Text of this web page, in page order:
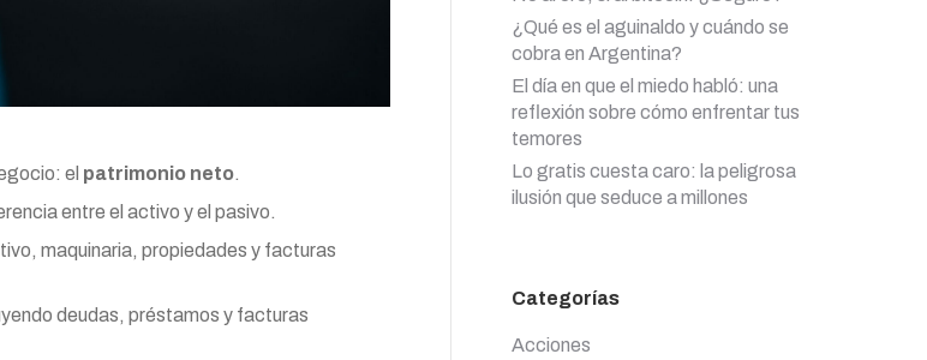
el patrimonio neto.
entre el activo y el pasivo.
maquinaria, propiedades y facturas
deudas, préstamos y facturas
¿Qué es el aguinaldo y cuándo se
cobra en Argentina?
El día en que el miedo habló: una
reflexión sobre cómo enfrentar tus
temores
Lo gratis cuesta caro: la peligrosa
ilusión que seduce a millones
Categorías
Acciones